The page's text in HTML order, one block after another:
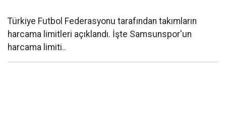
Türkiye Futbol Federasyonu tarafından takımların
harcama limitleri açıklandı. İşte Samsunspor'un
harcama limiti..